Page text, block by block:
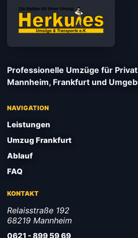
Professionelle Umzüge für
Mannheim, Frankfurt und
NAVIGATION
Leistungen
Umzug Frankfurt
Ablauf
FAQ
KONTAKT
Relaisstraße 192
68219 Mannheim
0621 - 899 59 69